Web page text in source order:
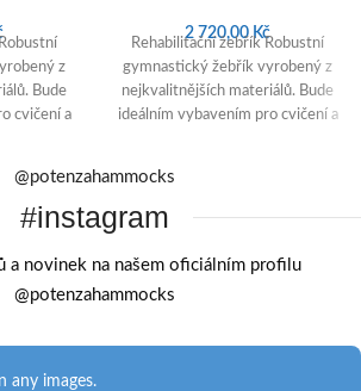
z
Bude
cvičení a
2 720,00Kč
Rehabilitační žebřík Robustní
gymnastický žebřík vyrobený z
nejkvalitnějších materiálů. Bude
ideálním vybavením pro cvičení a
@potenzahammocks
#instagram
a novinek na našem oficiálním profilu
@potenzahammocks
any images.